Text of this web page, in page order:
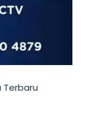
Terbaru